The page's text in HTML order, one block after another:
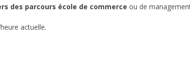
des parcours école de commerce ou de
actuelle.